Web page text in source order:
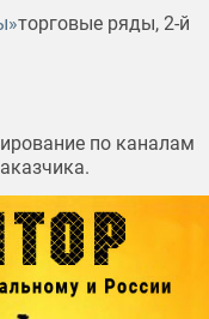
торговые ряды, 2-й
по каналам